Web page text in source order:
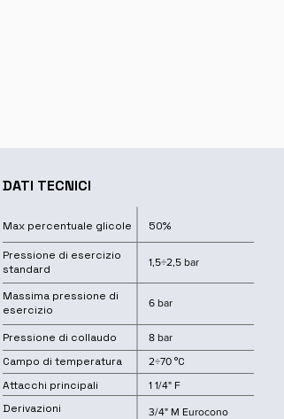
DATI TECNICI
Max percentuale glicole 50%
Pressione di esercizio
standard
1,5÷2,5 bar
Massima pressione di
esercizio
6 bar
Pressione di collaudo 8 bar
Campo di temperatura 2÷70 °C
Attacchi principali
1 1/4" F
Derivazioni 3/4" M Eurocono